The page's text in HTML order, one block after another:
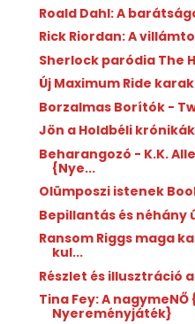
Roald Dahl: A
Rick Riordan: A
Sherlock paródia The
Új Maximum Ride
Borzalmas Borítók -
Jön a Holdbéli
Beharangozó - K.K.
{Nye...
Olümposzi istenek
Bepillantás és néhány
Ransom Riggs maga
kul...
Részlet és illusztráció
Tina Fey: A nagymeNŐ
Nyereményjáték}